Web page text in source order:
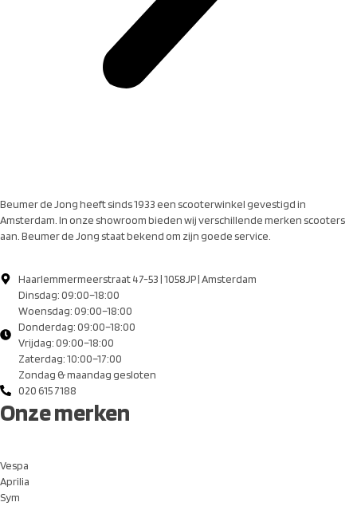
Beumer de Jong heeft sinds 1933 een scooterwinkel gevestigd in
Amsterdam. In onze showroom bieden wij verschillende merken scooters
aan. Beumer de Jong staat bekend om zijn goede service.
Haarlemmermeerstraat 47-53 | 1058JP | Amsterdam
Dinsdag: 09:00–18:00
Woensdag: 09:00–18:00
Donderdag: 09:00–18:00
Vrijdag: 09:00–18:00
Zaterdag: 10:00–17:00
Zondag & maandag gesloten
020 615 7188
Onze merken
Vespa
Aprilia
Sym